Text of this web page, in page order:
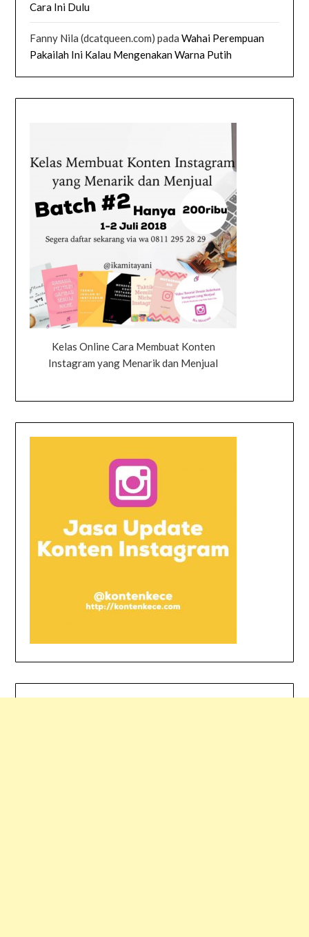
Cara Ini Dulu
Fanny Nila (dcatqueen.com) padaWahai Perempuan
Pakailah Ini Kalau Mengenakan Warna Putih
Kelas Online Cara Membuat Konten
Instagram yang Menarik dan Menjual